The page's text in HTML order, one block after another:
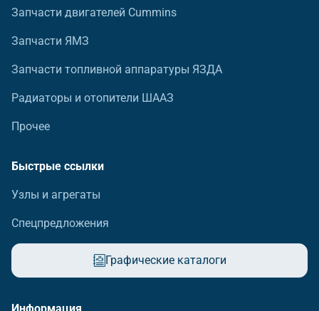
Запчасти двигателей Cummins
Запчасти ЯМЗ
Запчасти топливной аппаратуры ЯЗДА
Радиаторы и отопители ШААЗ
Прочее
Быстрые ссылки
Узлы и агрегаты
Спецпредложения
Графические каталоги